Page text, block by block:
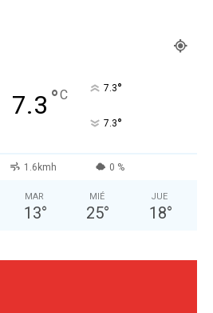
7.3 °C 7.3°
7.3°
1.6kmh 0 %
MAR
13°
MIÉ
25°
JUE
18°